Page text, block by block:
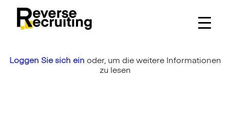
content
Loggen Sie sich ein oder, um die weitere Informationen
zu lesen